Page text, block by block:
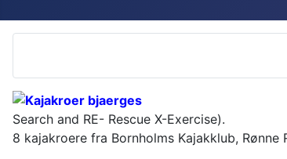
Search and RE- Rescue X-Exercise).
8 kajakroere fra Bornholms Kajakklub,